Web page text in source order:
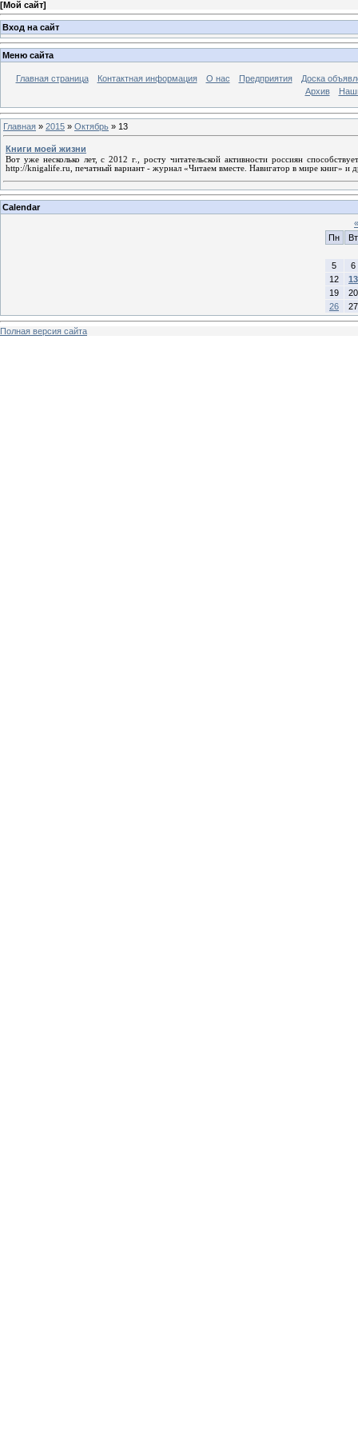
[Мой сайт]
Вход на сайт
Меню сайта
Главная страница Контактная информация О нас Предприятия
Доска
Архив
Главная » 2015 » Октябрь » 13
Книги моей жизни
Вот уже несколько лет, с 2012 г., росту читательской активности россиян
http://knigalife.ru, печатный вариант - журнал «Читаем вместе. Навигатор в мире книг» и
Calendar
«
Пн
Вт
5
6
12
13
19
20
26
27
Полная версия сайта